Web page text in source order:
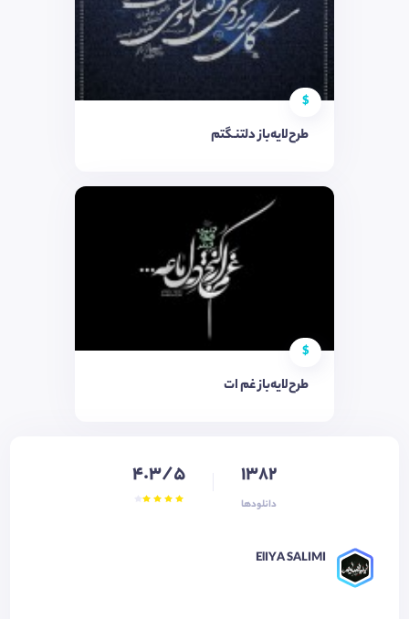
$
طرح‌لایه‌باز دلتنگتم
$
طرح‌لایه‌باز غم ات
1382
دانلودها
4.3/5
ElIYA SALIMI